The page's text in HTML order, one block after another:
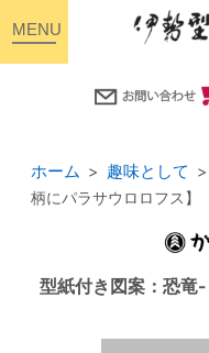
ホーム 趣味として
柄にパラサウロロフス】
型紙付き図案：恐竜-
toggle
navigation